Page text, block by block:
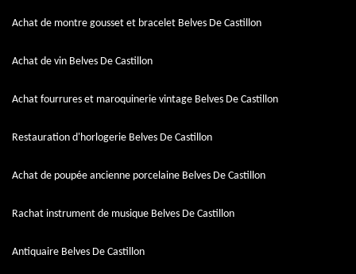
Achat de montre gousset et bracelet Belves De Castillon
Achat de vin Belves De Castillon
Achat fourrures et maroquinerie vintage Belves De Castillon
Restauration d'horlogerie Belves De Castillon
Achat de poupée ancienne porcelaine Belves De Castillon
Rachat instrument de musique Belves De Castillon
Antiquaire Belves De Castillon